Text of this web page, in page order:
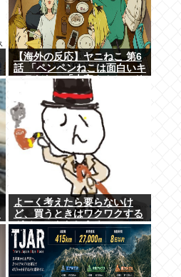
【海外の反応】ヤニねこ 第6
話 「ペンペンねこは面白いキ
ャラだな」「大家さんとのド
ライブのシーン、リアルすぎ
て辛かった」
よーく考えたら要らないけ
ど、買うときはワクワクする
ガジェットおしえろ